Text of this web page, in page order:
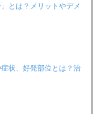
とは？メリットやデメ
症状、好発部位とは？治